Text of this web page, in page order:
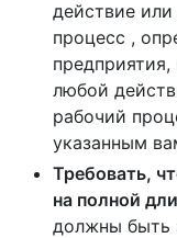
действие
процесс ,
любой
рабочий
указанным
Требовать,
на полной
должны быть